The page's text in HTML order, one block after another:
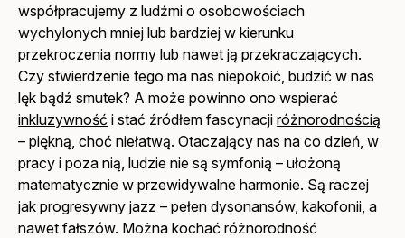
współpracujemy z ludźmi o osobowościach
wychylonych mniej lub bardziej w kierunku
przekroczenia normy lub nawet ją przekraczających.
Czy stwierdzenie tego ma nas niepokoić, budzić w nas
lęk bądź smutek? A może powinno ono wspierać
inkluzywność i stać źródłem fascynacjiróżnorodnością
– piękną, choć niełatwą. Otaczający nas na co dzień, w
pracy i poza nią, ludzie nie są symfonią – ułożoną
matematycznie w przewidywalne harmonie. Są raczej
jak progresywny jazz – pełen dysonansów, kakofonii, a
nawet fałszów. Można kochać różnorodność